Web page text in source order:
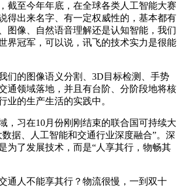
至今年年底，在全球各类人工智能大赛
得出来名字、有一定权威性的，基本都有
图像、自然语音理解还是认知智能，我们
界冠军，可以说，讯飞的技术实力是很能
的图像语义分割、3D目标检测、手势
通领域落地，并且有台阶、分阶段地将核
业的生产生活的实践中。
习在10月份刚刚结束的联合国可持续大
据、人工智能和交通行业深度融合”。深
为了发展技术，而是“人享其行，物畅其
人不能享其行？物流很慢，一到双十